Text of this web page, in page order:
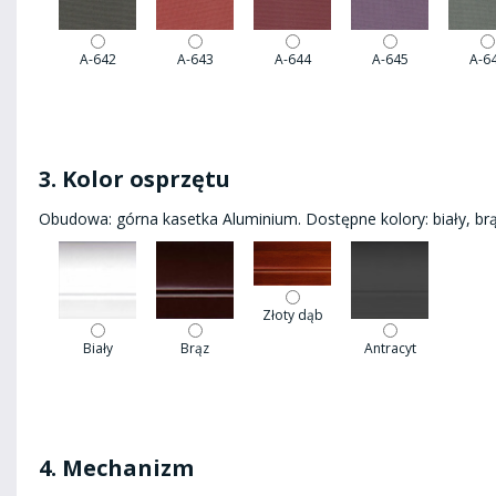
A-642 A-643 A-644 A-645 A-
3. Kolor osprzętu
Obudowa: górna kasetka Aluminium. Dostępne kolory: biały,
Biały Brąz
Złoty dąb
Antracyt
4. Mechanizm